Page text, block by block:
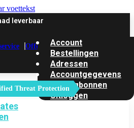
voettekst
leverbaar
Offerte
Account
Bestellingen
Adressen
Accountgegevens
Kortingbonnen
Uitloggen
Threat Protection